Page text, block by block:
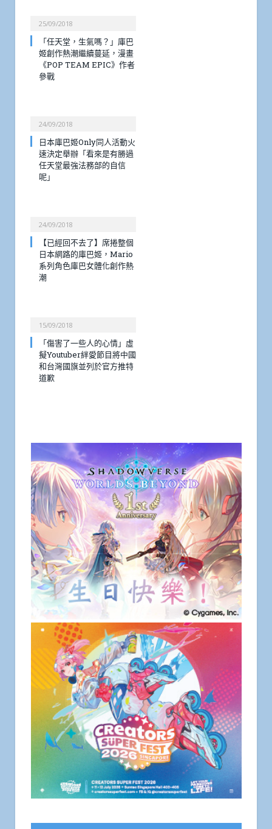
25/09/2018
「任天堂，生氣嗎？」庫巴
姬創作熱潮繼續蔓延，漫畫
《POP TEAM EPIC》作者
參戰
24/09/2018
日本庫巴姬Only同人活動火
速決定舉辦「看來是有勝過
任天堂最強法務部的自信
呢」
24/09/2018
【已經回不去了】席捲整個
日本網路的庫巴姬，Mario
系列角色庫巴女體化創作熱
潮
15/09/2018
「傷害了一些人的心情」虛
擬Youtuber絆愛節目將中國
和台灣國旗並列於官方推特
道歉